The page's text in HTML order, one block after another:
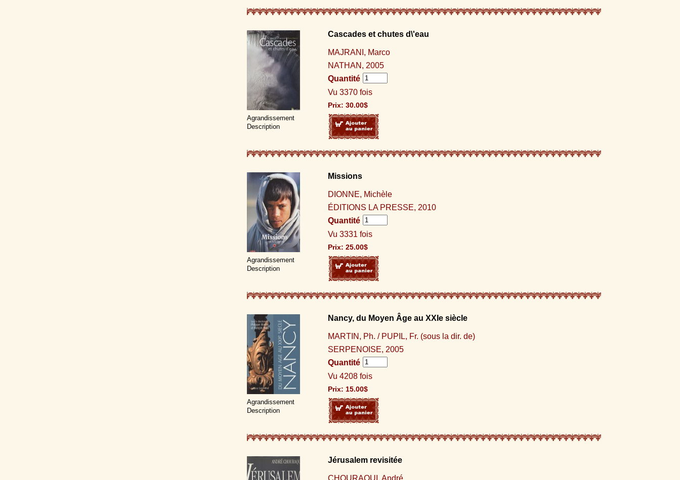
Agrandissement
Description
Cascades et chutes d\'eau
MAJRANI, Marco
NATHAN, 2005
Quantité
Vu 3370 fois
Prix: 30.00$
Agrandissement
Description
Missions
DIONNE, Michèle
ÉDITIONS LA PRESSE, 2010
Quantité
Vu 3331 fois
Prix: 25.00$
Agrandissement
Description
Nancy, du Moyen Âge au XXIe siècle
MARTIN, Ph. / PUPIL, Fr. (sous la dir. de)
SERPENOISE, 2005
Quantité
Vu 4208 fois
Prix: 15.00$
Jérusalem revisitée
CHOURAQUI, André